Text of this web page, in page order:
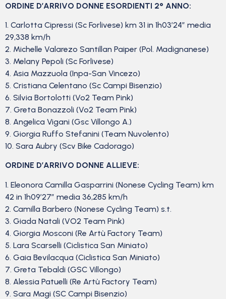
ORDINE D’ARRIVO DONNE ESORDIENTI 2° ANNO:
1. Carlotta Cipressi (Sc Forlivese) km 31 in 1h03’24” media
29,338 km/h
2. Michelle Valarezo Santillan Paiper (Pol. Madignanese)
3. Melany Pepoli (Sc Forlivese)
4. Asia Mazzuola (Inpa-San Vincezo)
5. Cristiana Celentano (Sc Campi Bisenzio)
6. Silvia Bortolotti (Vo2 Team Pink)
7. Greta Bonazzoli (Vo2 Team Pink)
8. Angelica Vigani (Gsc Villongo A.)
9. Giorgia Ruffo Stefanini (Team Nuvolento)
10. Sara Aubry (Scv Bike Cadorago)
ORDINE D’ARRIVO DONNE ALLIEVE:
1. Eleonora Camilla Gasparrini (Nonese Cycling Team) km
42 in 1h09’27” media 36,285 km/h
2. Camilla Barbero (Nonese Cycling Team) s.t.
3. Giada Natali (VO2 Team Pink)
4. Giorgia Mosconi (Re Artù Factory Team)
5. Lara Scarselli (Ciclistica San Miniato)
6. Gaia Bevilacqua (Ciclistica San Miniato)
7. Greta Tebaldi (GSC Villongo)
8. Alessia Patuelli (Re Artù Factory Team)
9. Sara Magi (SC Campi Bisenzio)